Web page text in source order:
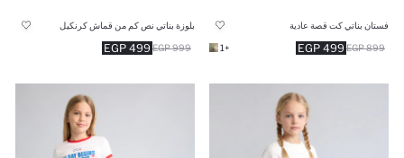
فستان بناتي كت قصة عادية
499 EGP 899 EGP
+1
بلوزة بناتي نص كم من قماش كرنكيل
499 EGP 999 EGP